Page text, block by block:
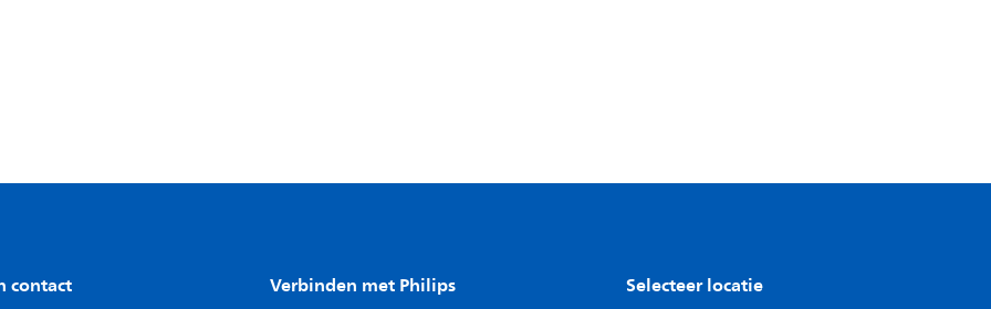
contact Verbinden met Philips Selecteer locatie